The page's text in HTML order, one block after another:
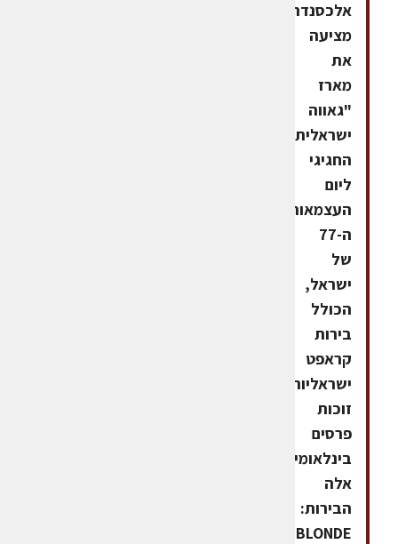
אלכסנדר
מציעה
את
מארז
"גאווה
ישראלית"
החגיגי
ליום
העצמאות
ה-77
של
ישראל,
הכולל
בירות
קראפט
ישראליות
זוכות
פרסים
בינלאומיים.
אלה
הבירות:
BLONDE